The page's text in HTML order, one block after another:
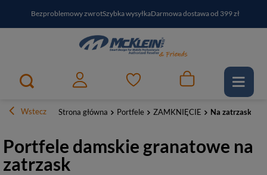
Bezproblemowy zwrotSzybka wysyłkaDarmowa dostawa od 399 zł
PayPo - kup i zapłać za30 dniZapisz się do newslettera i odbierz RABAT
Wstecz Strona główna Portfele ZAMKNIĘCIE Na zatrzask
Portfele damskie granatowe na
zatrzask